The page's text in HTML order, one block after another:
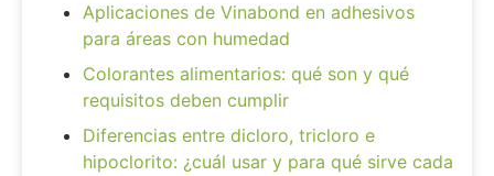
Aplicaciones de Vinabond en adhesivos
para áreas con humedad
Colorantes alimentarios: qué son y qué
requisitos deben cumplir
Diferencias entre dicloro, tricloro e
hipoclorito: ¿cuál usar y para qué sirve cada